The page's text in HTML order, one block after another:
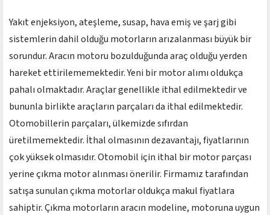
Yakıt enjeksiyon, ateşleme, susap, hava emiş ve şarj gibi
sistemlerin dahil olduğu motorların arızalanması büyük bir
sorundur. Aracın motoru bozulduğunda araç olduğu yerden
hareket ettirilememektedir. Yeni bir motor alımı oldukça
pahalı olmaktadır. Araçlar genellikle ithal edilmektedir ve
bununla birlikte araçların parçaları da ithal edilmektedir.
Otomobillerin parçaları, ülkemizde sıfırdan
üretilmemektedir. İthal olmasının dezavantajı, fiyatlarının
çok yüksek olmasıdır. Otomobil için ithal bir motor parçası
yerine çıkma motor alınması önerilir. Firmamız tarafından
satışa sunulan çıkma motorlar oldukça makul fiyatlara
sahiptir. Çıkma motorların aracın modeline, motoruna uygun